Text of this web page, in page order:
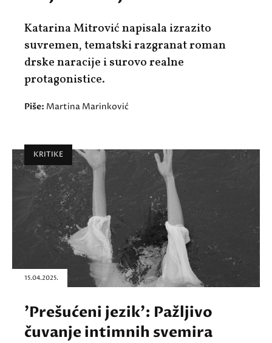
Katarina Mitrović napisala izrazito
suvremen, tematski razgranat roman
drske naracije i surovo realne
protagonistice.
Piše: Martina Marinković
KRITIKE
15.04.2025.
'Prešućeni jezik': Pažljivo
čuvanje intimnih svemira